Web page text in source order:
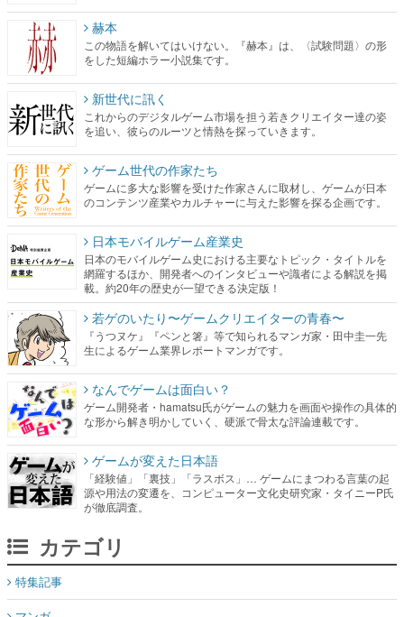
赫本
この物語を解いてはいけない。『赫本』は、〈試験問題〉の形
をした短編ホラー小説集です。
新世代に訊く
これからのデジタルゲーム市場を担う若きクリエイター達の姿
を追い、彼らのルーツと情熱を探っていきます。
ゲーム世代の作家たち
ゲームに多大な影響を受けた作家さんに取材し、ゲームが日本
のコンテンツ産業やカルチャーに与えた影響を探る企画です。
日本モバイルゲーム産業史
日本のモバイルゲーム史における主要なトピック・タイトルを
網羅するほか、開発者へのインタビューや識者による解説を掲
載。約20年の歴史が一望できる決定版！
若ゲのいたり〜ゲームクリエイターの青春〜
『うつヌケ』『ペンと箸』等で知られるマンガ家・田中圭一先
生によるゲーム業界レポートマンガです。
なんでゲームは面白い？
ゲーム開発者・hamatsu氏がゲームの魅力を画面や操作の具体的
な形から解き明かしていく、硬派で骨太な評論連載です。
ゲームが変えた日本語
「経験値」「裏技」「ラスボス」… ゲームにまつわる言葉の起
源や用法の変遷を、コンピューター文化史研究家・タイニーP氏
が徹底調査。
カテゴリ
特集記事